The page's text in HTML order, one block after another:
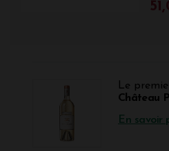
Le
Château
En savoir